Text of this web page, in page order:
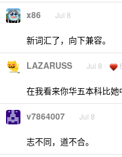
x86 Jul 8
新词汇了，向下兼容。
LAZARUSS Jul 8
在我看来你华五本科比
v7864007 Jul 8
志不同，道不合。